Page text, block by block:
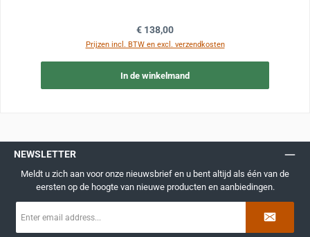
Normale prijs:
€ 138,00
Prijzen incl. BTW en excl. verzendkosten
In de winkelmand
NEWSLETTER
Meldt u zich aan voor onze nieuwsbrief en u bent altijd als één van de
eersten op de hoogte van nieuwe producten en aanbiedingen.
mailadres